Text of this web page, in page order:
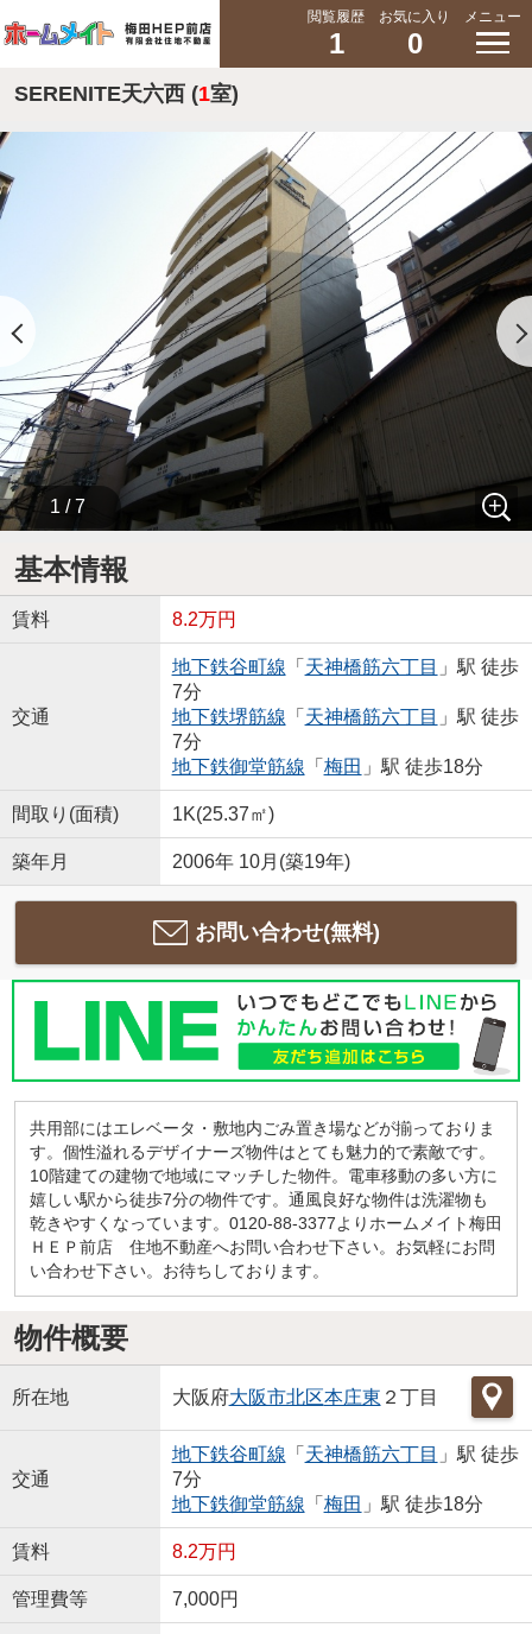
閲覧履歴
1
お気に入り
0
メニュー
SERENITE天六西 (1室)
1 / 7
基本情報
賃料 8.2万円
交通
地下鉄谷町線 「 天神橋筋六丁目 」駅 徒歩
7分
地下鉄堺筋線 「 天神橋筋六丁目 」駅 徒歩
7分
地下鉄御堂筋線 「 梅田 」駅 徒歩18分
間取り(面積) 1K(25.37㎡)
築年月 2006年 10月(築19年)
お問い合わせ(無料)
共用部にはエレベータ・敷地内ごみ置き場などが揃っておりま
す。個性溢れるデザイナーズ物件はとても魅力的で素敵です。
10階建ての建物で地域にマッチした物件。電車移動の多い方に
嬉しい駅から徒歩7分の物件です。通風良好な物件は洗濯物も
乾きやすくなっています。0120-88-3377よりホームメイト梅田
ＨＥＰ前店 住地不動産へお問い合わせ下さい。お気軽にお問
い合わせ下さい。お待ちしております。
物件概要
所在地 大阪府大阪市北区本庄東 ２丁目
交通
地下鉄谷町線 「 天神橋筋六丁目 」駅 徒歩
7分
地下鉄御堂筋線 「 梅田 」駅 徒歩18分
賃料 8.2万円
管理費等 7,000円